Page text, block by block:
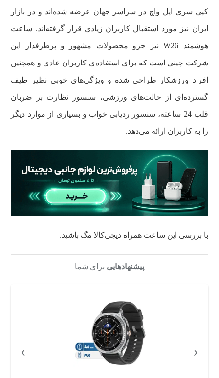
کپی سری اپل واچ در سراسر جهان عرضه شده‌اند و در بازار
ایران نیز مورد استقبال کاربران زیادی قرار گرفته‌اند. ساعت
هوشمند W26 نیز جزو محصولات مشهور و پرطرفدار این
شرکت چینی است که برای استفاده‌ی کاربران عادی و همچنین
افراد ورزشکار طراحی شده و ویژگی‌های خوبی نظیر طیف
گسترده‌ای از حالت‌های ورزشی، سنسور نظارت بر ضربان
قلب 24 ساعته، سنسور ردیابی خواب و بسیاری از موارد دیگر
را به کاربران ارائه می‌دهد.
با بررسی این ساعت همراه دیجی‌کالا مگ باشید.
پیشنهادهایی برای شما
‹
›